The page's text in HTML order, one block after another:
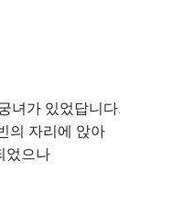
녀가 있었답니다.
의 자리에 앉아
었으나